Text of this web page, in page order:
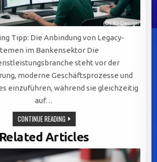
Tipp: Die Anbindung von Legacy-
im Bankensektor Die
steht vor der
moderne Geschäftsprozesse und
einzuführen, während sie gleichzeitig
auf…
CONTINUE READINGEFFIZIENTE
INTEGRATION
VON
LEGACY-
SYSTEMEN:
SCHLÜSSEL
ZU
Related Articles